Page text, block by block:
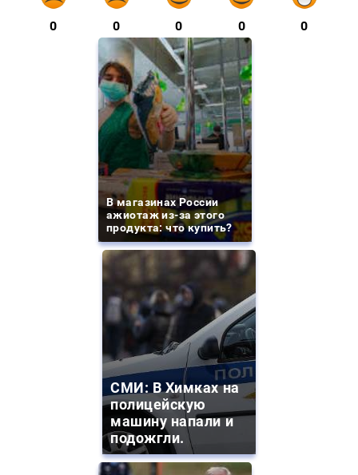
0 0 0 0 0
В магазинах России
ажиотаж из-за этого
продукта: что купить?
СМИ: В Химках на
полицейскую
машину напали и
подожгли.